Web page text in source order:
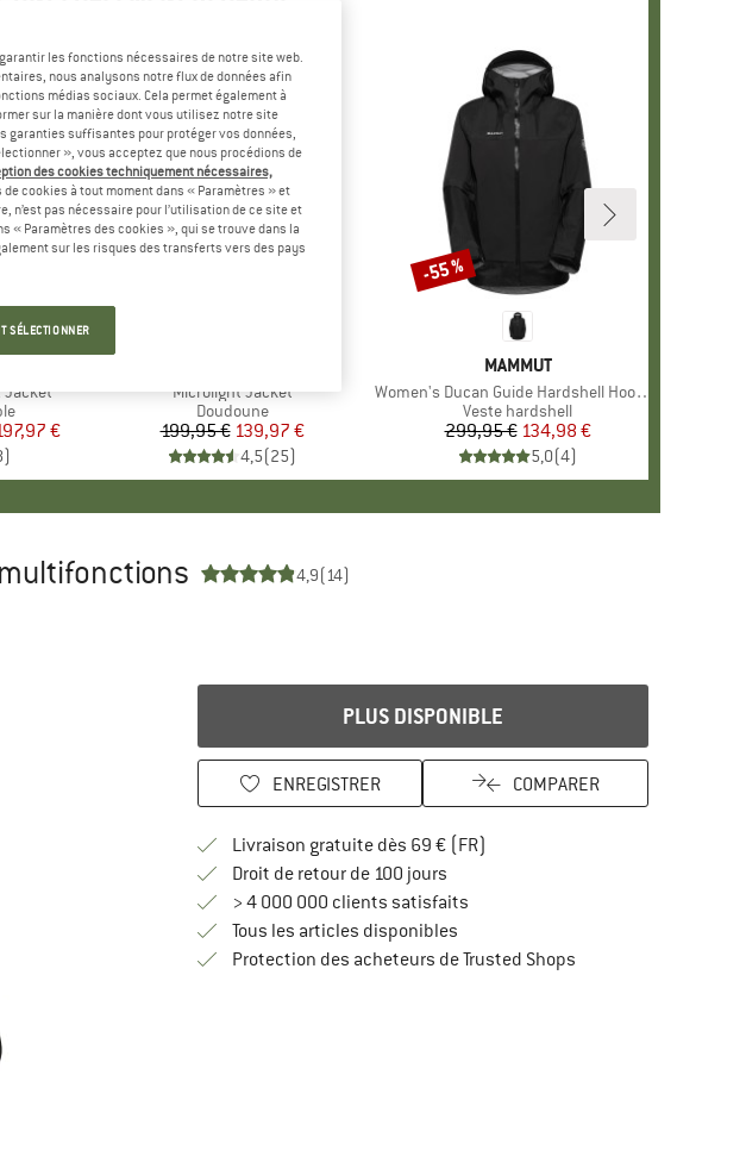
4
Jacket
€
)
Article
Microlight Jacket
Product group
Doudoune
Prix
199,95 € Prix réduit
139,97 €
4,5(25)
MARQUE
MAMMUT
Article
Women's Ducan Guide Hardshell Hooded Jacket
Product group
Veste hardshell
Prix
299,95 €Prix réduit
134,98 €
5,0(4)
Remise
-55 %
multifonctions 4,9(14)
PLUS DISPONIBLE
ENREGISTRER COMPARER
Livraison gratuite dès 69 € (FR)
Droit de retour de 100 joursTrouve les informations de
> 4 000 000 clients satisfaits
Tous les articles disponibles
Protection des acheteurs de Trusted ShopsTrouve toutes les
les fonctions nécessaires de notre site web.
nous analysons notre flux de données afin
médias sociaux. Cela permet également à
sur la manière dont vous utilisez notre site
garanties suffisantes pour protéger vos données,
», vous acceptez que nous procédions de
des cookies techniquement nécessaires,
cookies à tout moment dans « Paramètres » et
pas nécessaire pour l’utilisation de ce site et
« Paramètres des cookies », qui se trouve dans la
sur les risques des transferts vers des pays
SÉLECTIONNER